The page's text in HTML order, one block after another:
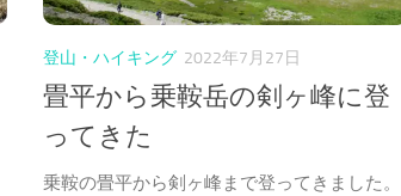
登山・ハイキング 2022年7月27日
畳平から乗鞍岳の剣ヶ峰に登
ってきた
乗鞍の畳平から剣ヶ峰まで登ってきました。